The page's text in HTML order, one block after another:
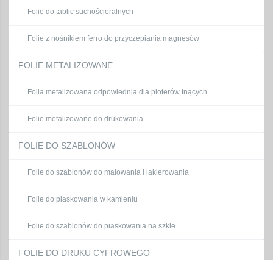
Folie do tablic suchościeralnych
Folie z nośnikiem ferro do przyczepiania magnesów
FOLIE METALIZOWANE
Folia metalizowana odpowiednia dla ploterów tnących
Folie metalizowane do drukowania
FOLIE DO SZABLONÓW
Folie do szablonów do malowania i lakierowania
Folie do piaskowania w kamieniu
Folie do szablonów do piaskowania na szkle
FOLIE DO DRUKU CYFROWEGO